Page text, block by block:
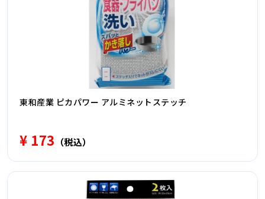
東和産業 ピカパワー アルミネットステッチ
¥ 173 （税込）